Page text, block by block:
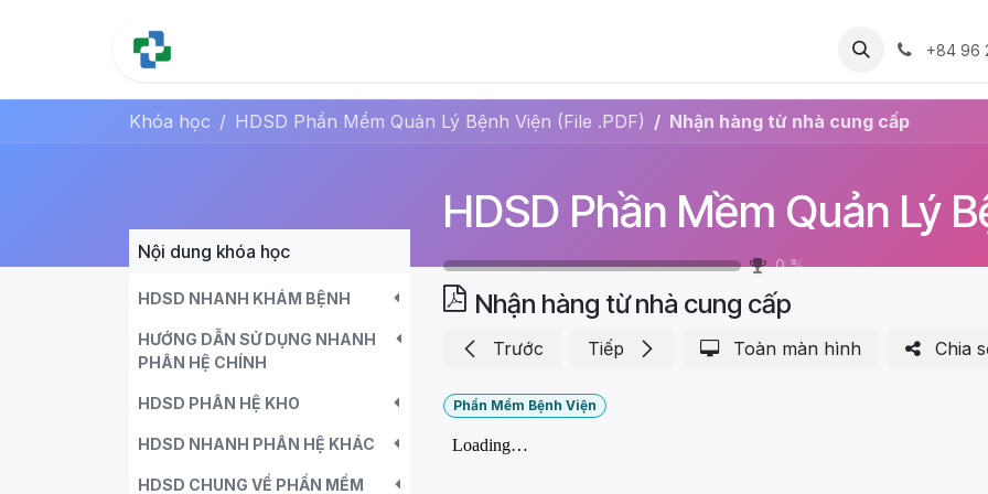
Thư viện ảnh Tài
+84 96
Khóa học HDSD Phần Mềm Quản Lý Bệnh Viện (File .PDF) Nhận hàng từ nhà cung cấp
0%
Nội dung khóa học
HDSD NHANH KHÁM BỆNH
HƯỚNG DẪN SỬ DỤNG NHANH
PHÂN HỆ CHÍNH
HDSD PHÂN HỆ KHO
HDSD NHANH PHÂN HỆ KHÁC
HDSD CHUNG VỀ PHẦN MỀM
Nhận hàng từ nhà cung cấp
Trước Tiếp Toàn màn hình Chia
Phần Mềm Bệnh Viện